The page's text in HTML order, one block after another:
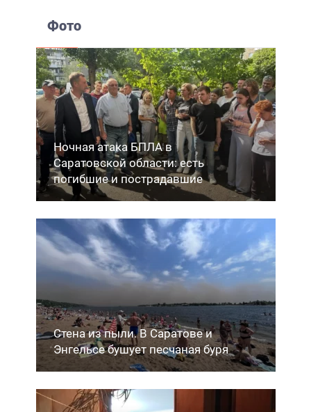
Фото
Ночная атака БПЛА в
Саратовской области: есть
погибшие и пострадавшие
Стена из пыли. В Саратове и
Энгельсе бушует песчаная буря